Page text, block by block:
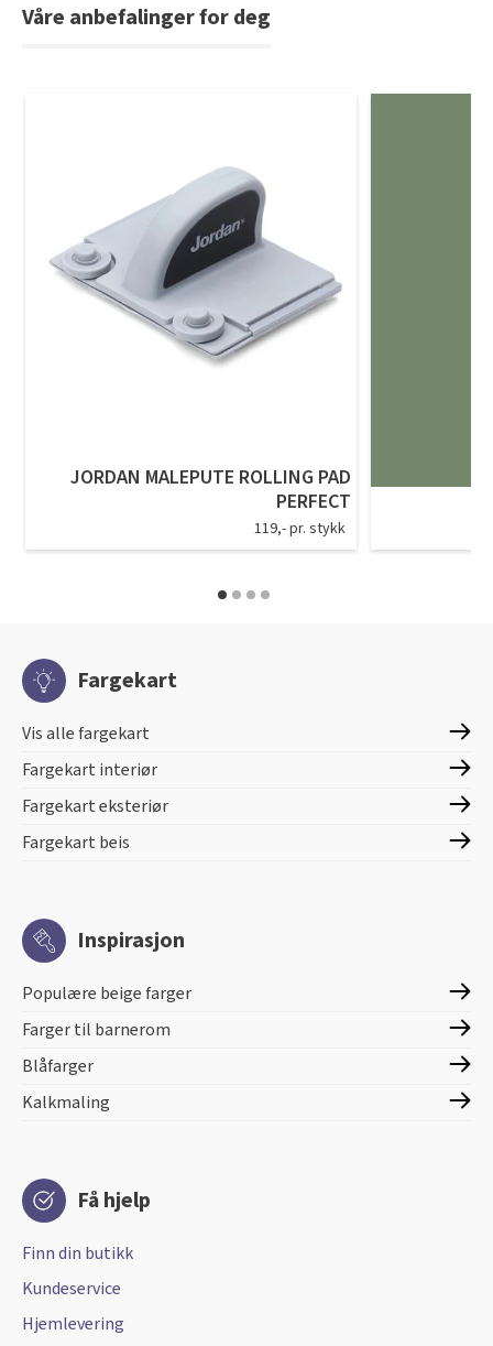
Våre anbefalinger for deg
JORDAN MALEPUTE ROLLING PAD
PERFECT
119,- pr. stykk
Fargekart
Vis alle fargekart
Fargekart interiør
Fargekart eksteriør
Fargekart beis
Inspirasjon
Populære beige farger
Farger til barnerom
Blåfarger
Kalkmaling
Få hjelp
Finn din butikk
Kundeservice
Hjemlevering